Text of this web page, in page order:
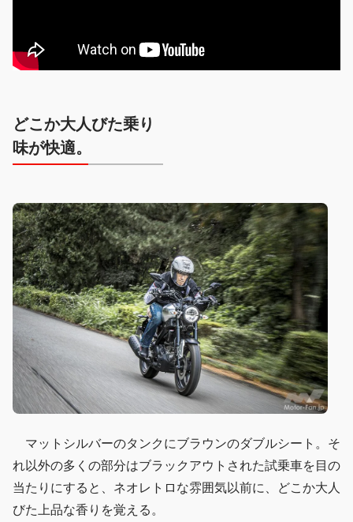
どこか大人びた乗り
味が快適。
マットシルバーのタンクにブラウンのダブルシート。そ
れ以外の多くの部分はブラックアウトされた試乗車を目の
当たりにすると、ネオレトロな雰囲気以前に、どこか大人
びた上品な香りを覚える。